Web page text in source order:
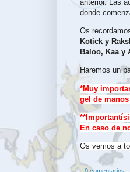
anterior. Las
donde
Os
Kotick y
Baloo, Kaa y
Haremos un
*Muy
gel de
En caso de
Os vemos a